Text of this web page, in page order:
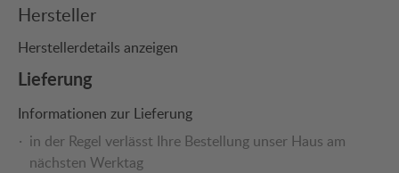
Hersteller
Herstellerdetails anzeigen
Lieferung
Informationen zur Lieferung
in der Regel verlässt Ihre Bestellung unser Haus am
nächsten Werktag